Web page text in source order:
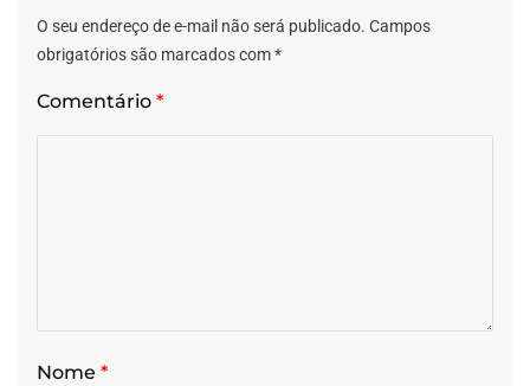
O seu endereço de e-mail não será publicado. Campos
obrigatórios são marcados com*
Comentário *
Nome *